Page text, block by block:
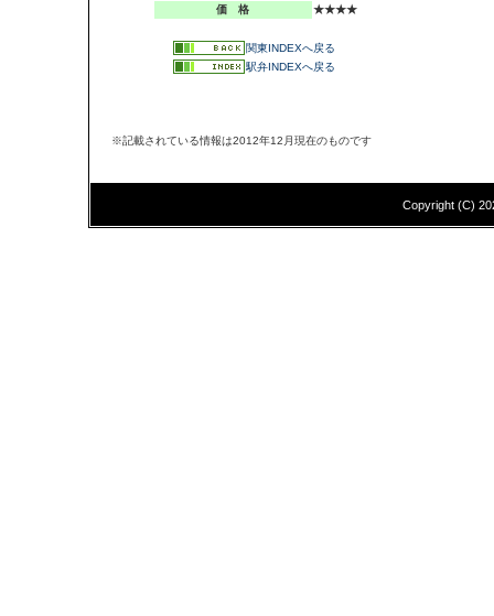
価 格
★★★★
関東INDEXへ戻る
駅弁INDEXへ戻る
※記載されている情報は2012年12月現在のものです
Copyright (C)